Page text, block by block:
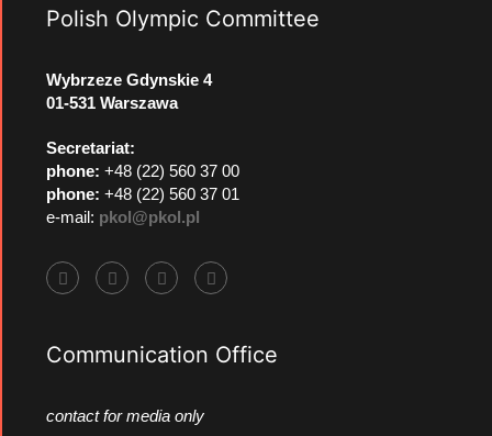
Polish Olympic Committee
Wybrzeze Gdynskie 4
01-531 Warszawa
Secretariat:
phone: +48 (22) 560 37 00
phone: +48 (22) 560 37 01
e-mail: pkol@pkol.pl
Communication Office
contact for media only